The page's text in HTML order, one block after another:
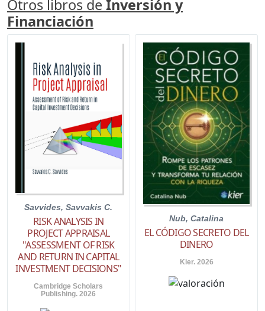
Otros libros de Inversión y
Financiación
Savvides, Savvakis C.
RISK ANALYSIS IN
PROJECT APPRAISAL
"ASSESSMENT OF RISK
AND RETURN IN CAPITAL
INVESTMENT DECISIONS"
Cambridge Scholars
Publishing. 2026
Nub, Catalina
EL CÓDIGO SECRETO DEL
DINERO
Kier. 2026